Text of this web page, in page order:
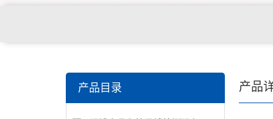
仪，角膜接触镜厚度测量仪，角膜接触镜折光仪，角
产品目录 产品